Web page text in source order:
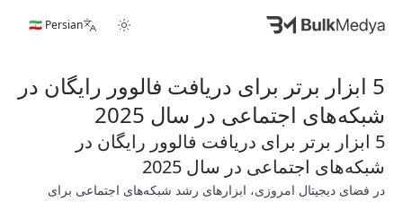
🇮🇷 Persian
5 ابزار برتر برای دریافت فالوور رایگان در
شبکه‌های اجتماعی در سال 2025
5 ابزار برتر برای دریافت فالوور رایگان در
شبکه‌های اجتماعی در سال 2025
در فضای دیجیتال امروزی، ابزارهای رشد شبکه‌های اجتماعی برای